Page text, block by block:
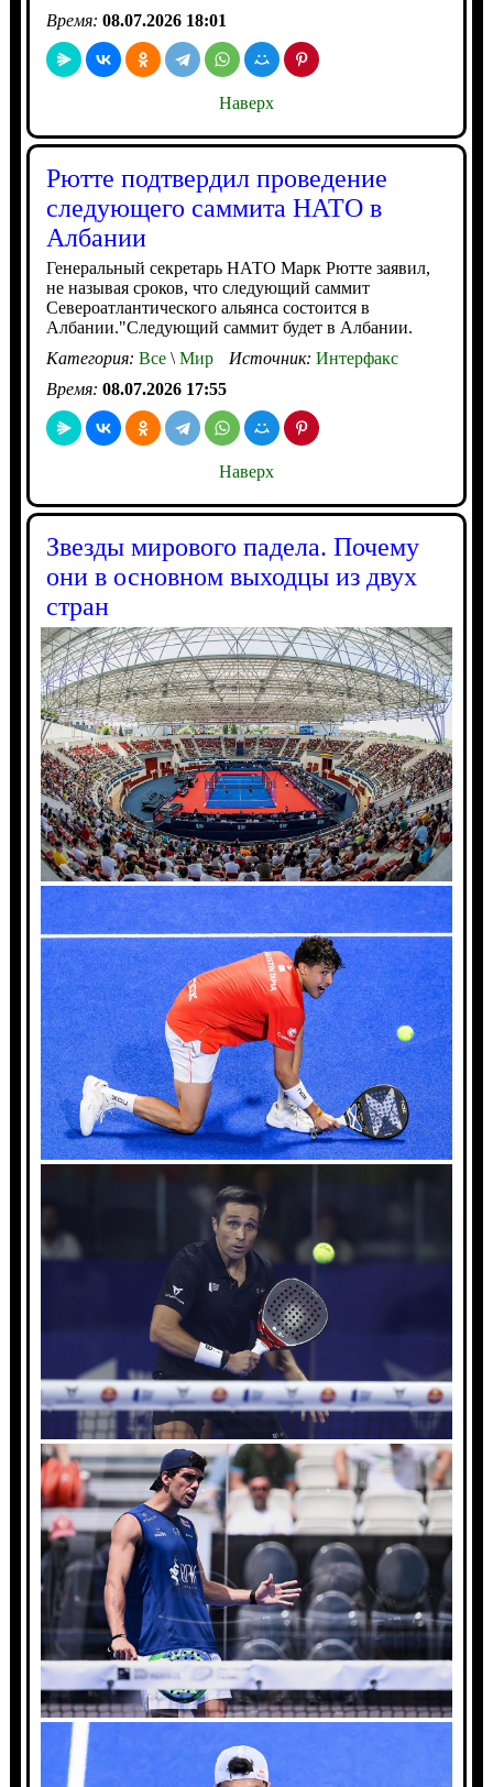
Время: 08.07.2026 18:01
Наверх
Рютте подтвердил проведение
следующего саммита НАТО в
Албании
Генеральный секретарь НАТО Марк Рютте заявил,
не называя сроков, что следующий саммит
Североатлантического альянса состоится в
Албании."Следующий саммит будет в Албании.
Категория: Все\Мир Источник: Интерфакс
Время: 08.07.2026 17:55
Наверх
Звезды мирового падела. Почему
они в основном выходцы из двух
стран